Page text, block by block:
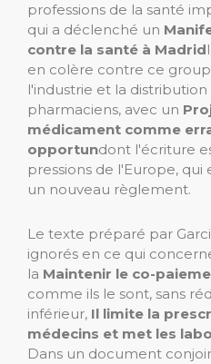
professions de la santé
qui a déclenché un
contre la santé à Madrid
en colère contre ce
l'industrie et la
pharmaciens, avec un
médicament comme
opportundont l'écriture
pressions de l'Europe, qui
un nouveau règlement.
Le texte préparé par
ignorés en ce qui
la Maintenir le co-
comme ils le sont, sans
inférieur, Il limite la
médecins et met les
Dans un document